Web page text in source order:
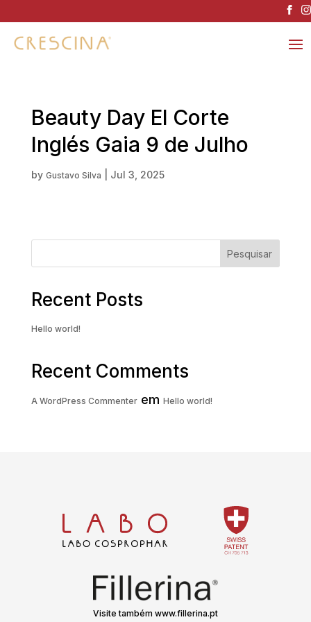
Beauty Day El Corte
Inglés Gaia 9 de Julho
by Gustavo Silva Jul 3, 2025
Pesquisar
Recent Posts
Hello world!
Recent Comments
A WordPress Commenterem Hello world!
Visite também www.fillerina.pt